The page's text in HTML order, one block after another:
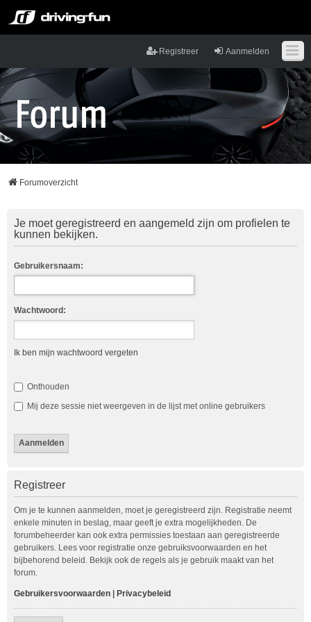
Aanmelden
Registreer
Forumoverzicht
Je moet geregistreerd en aangemeld zijn om profielen te
kunnen bekijken.
Gebruikersnaam:
Wachtwoord:
Ik ben mijn wachtwoord vergeten
Onthouden
Mij deze sessie niet weergeven in de lijst met online gebruikers
Registreer
Om je te kunnen aanmelden, moet je geregistreerd zijn. Registratie neemt
enkele minuten in beslag, maar geeft je extra mogelijkheden. De
forumbeheerder kan ook extra permissies toestaan aan geregistreerde
gebruikers. Lees voor registratie onze gebruiksvoorwaarden en het
bijbehorend beleid. Bekijk ook de regels als je gebruik maakt van het
forum.
Gebruikersvoorwaarden Privacybeleid